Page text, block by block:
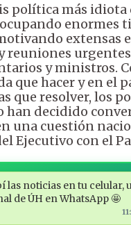
política más idiota
enormes
extensas
reuniones
y ministros.
que hacer y en el
que resolver, los
han decidido
una cuestión
Ejecutivo con el
las noticias en tu celular,
de ÚH en WhatsApp 🤩